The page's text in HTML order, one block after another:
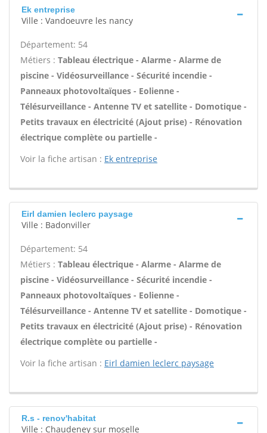
Ek entreprise
Ville : Vandoeuvre les nancy
Département: 54
Métiers : Tableau électrique - Alarme - Alarme de
piscine - Vidéosurveillance - Sécurité incendie -
Panneaux photovoltaïques - Eolienne -
Télésurveillance - Antenne TV et satellite - Domotique -
Petits travaux en électricité (Ajout prise) - Rénovation
électrique complète ou partielle -
Voir la fiche artisan : Ek entreprise
Eirl damien leclerc paysage
Ville : Badonviller
Département: 54
Métiers : Tableau électrique - Alarme - Alarme de
piscine - Vidéosurveillance - Sécurité incendie -
Panneaux photovoltaïques - Eolienne -
Télésurveillance - Antenne TV et satellite - Domotique -
Petits travaux en électricité (Ajout prise) - Rénovation
électrique complète ou partielle -
Voir la fiche artisan : Eirl damien leclerc paysage
R.s - renov'habitat
Ville : Chaudeney sur moselle